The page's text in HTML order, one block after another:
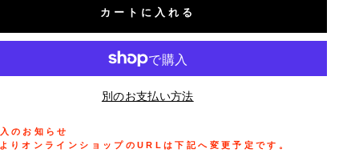
カートに入れる
別のお支払い方法
のお知らせ
りオンラインショップのURLは下記へ変更予定 です。